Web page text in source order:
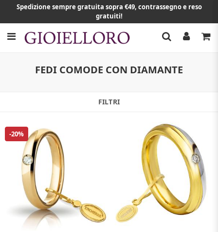
Spedizione sempre gratuita sopra €49, contrassegno e reso
gratuiti!
FEDI COMODE CON DIAMANTE
FILTRI
-20%